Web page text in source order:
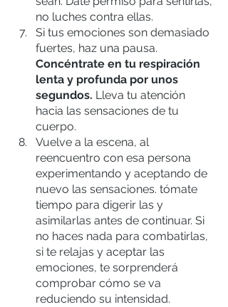
no luches contra ellas.
Si tus emociones son demasiado
fuertes, haz una pausa.
Concéntrate en tu respiración
lenta y profunda por unos
segundos. Lleva tu atención
hacia las sensaciones de tu
cuerpo.
Vuelve a la escena, al
reencuentro con esa persona
experimentando y aceptando de
nuevo las sensaciones. tómate
tiempo para digerir las y
asimilarlas antes de continuar. Si
no haces nada para combatirlas,
si te relajas y aceptar las
emociones, te sorprenderá
comprobar cómo se va
reduciendo su intensidad.